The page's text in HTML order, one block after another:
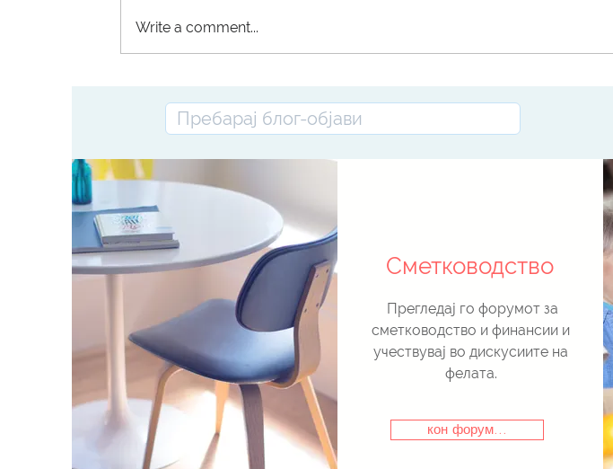
за клиентите
Business Central
Write a comment...
Сметководство
Прегледај го форумот за
сметководство и финансии и
учествувај во дискусиите на
фелата.
кон форум...